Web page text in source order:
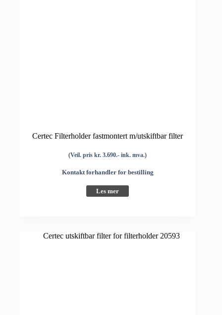
Certec Filterholder fastmontert m/utskiftbar filter
(Veil. pris kr. 3.690.- ink. mva.)
Kontakt forhandler for bestilling
Les mer